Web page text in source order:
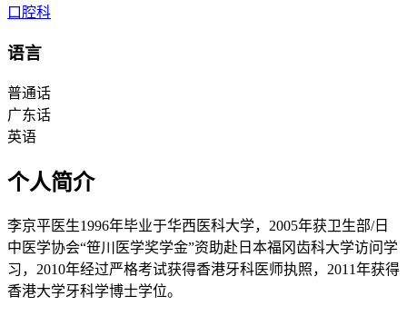
口腔科
语言
普通话
广东话
英语
个人简介
李京平医生1996年毕业于华西医科大学，2005年获卫生部/日
中医学协会“笹川医学奖学金”资助赴日本福冈齿科大学访问学
习，2010年经过严格考试获得香港牙科医师执照，2011年获得
香港大学牙科学博士学位。